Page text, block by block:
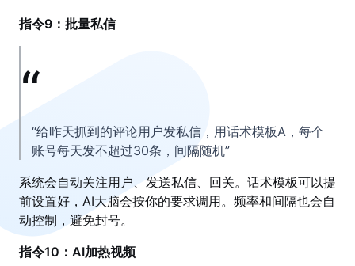
指令9：批量私信
“给昨天抓到的评论用户发私信，用话术模板A，每个
账号每天发不超过30条，间隔随机”
系统会自动关注用户、发送私信、回关。话术模板可以提
前设置好，AI大脑会按你的要求调用。频率和间隔也会自
动控制，避免封号。
指令10：AI加热视频